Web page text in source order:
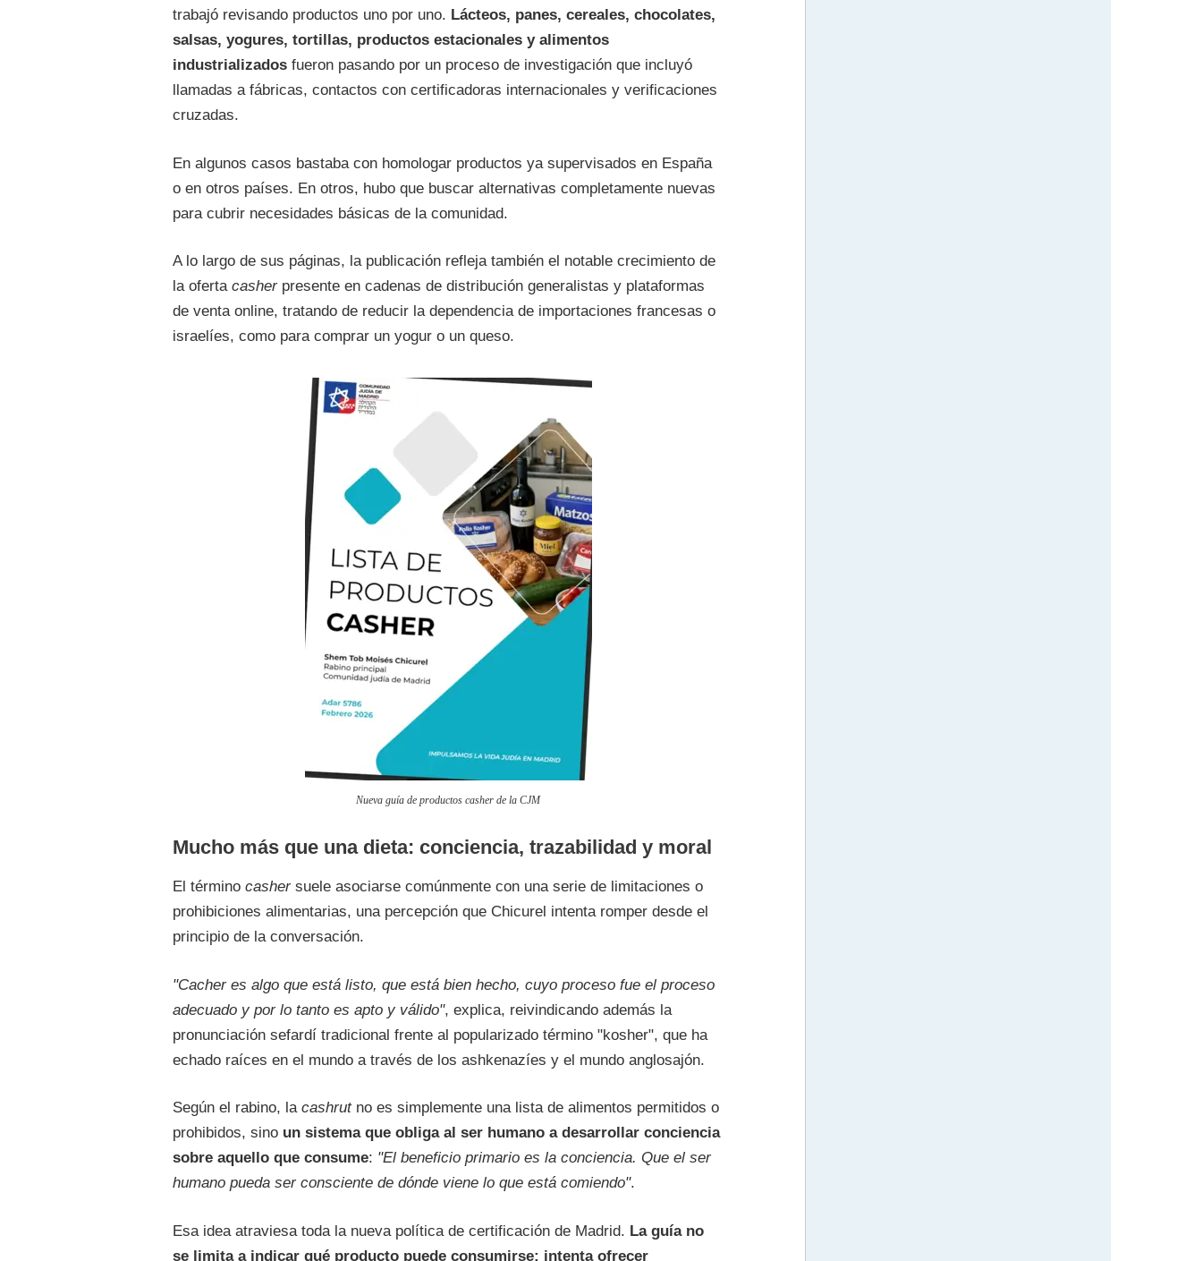
trabajó revisando productos uno por uno. Lácteos, panes, cereales, chocolates,
salsas, yogures, tortillas, productos estacionales y alimentos
industrializados fueron pasando por un proceso de investigación que incluyó
llamadas a fábricas, contactos con certificadoras internacionales y verificaciones
cruzadas.
En algunos casos bastaba con homologar productos ya supervisados en España
o en otros países. En otros, hubo que buscar alternativas completamente nuevas
para cubrir necesidades básicas de la comunidad.
A lo largo de sus páginas, la publicación refleja también el notable crecimiento de
la ofertacasher presente en cadenas de distribución generalistas y plataformas
de venta online, tratando de reducir la dependencia de importaciones francesas o
israelíes, como para comprar un yogur o un queso.
Nueva guía de productos casher de la CJM
Mucho más que una dieta: conciencia, trazabilidad y moral
El términocashersuele asociarse comúnmente con una serie de limitaciones o
prohibiciones alimentarias, una percepción que Chicurel intenta romper desde el
principio de la conversación.
"Cacher es algo que está listo, que está bien hecho, cuyo proceso fue el proceso
adecuado y por lo tanto es apto y válido", explica, reivindicando además la
pronunciación sefardí tradicional frente al popularizado término "kosher", que ha
echado raíces en el mundo a través de los ashkenazíes y el mundo anglosajón.
Según el rabino, lacashrut no es simplemente una lista de alimentos permitidos o
prohibidos, sino un sistema que obliga al ser humano a desarrollar conciencia
sobre aquello que consume: "El beneficio primario es la conciencia. Que el ser
humano pueda ser consciente de dónde viene lo que está comiendo".
Esa idea atraviesa toda la nueva política de certificación de Madrid. La guía no
se limita a indicar qué producto puede consumirse: intenta ofrecer